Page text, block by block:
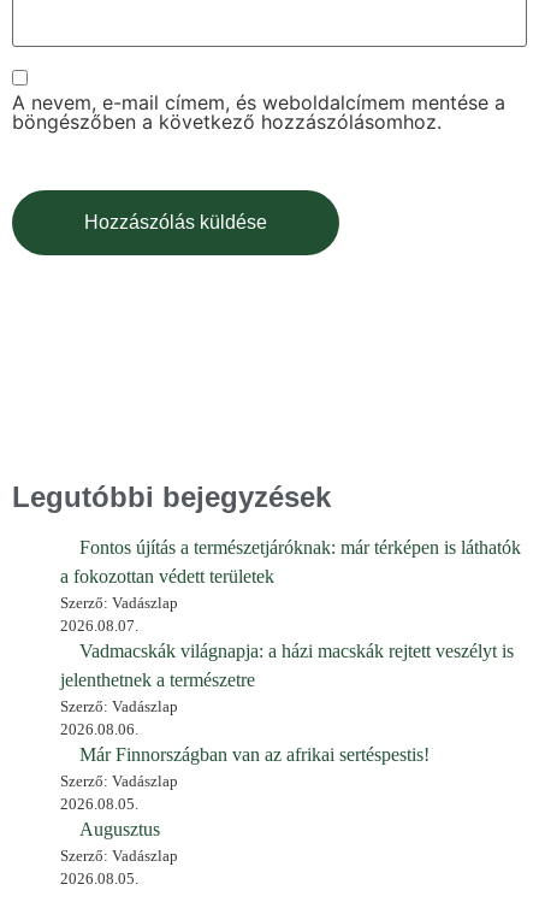
A nevem, e-mail címem, és weboldalcímem mentése a
böngészőben a következő hozzászólásomhoz.
Legutóbbi bejegyzések
Fontos újítás a természetjáróknak: már térképen is láthatók
a fokozottan védett területek
Szerző: Vadászlap
2026.08.07.
Vadmacskák világnapja: a házi macskák rejtett veszélyt is
jelenthetnek a természetre
Szerző: Vadászlap
2026.08.06.
Már Finnországban van az afrikai sertéspestis!
Szerző: Vadászlap
2026.08.05.
Augusztus
Szerző: Vadászlap
2026.08.05.